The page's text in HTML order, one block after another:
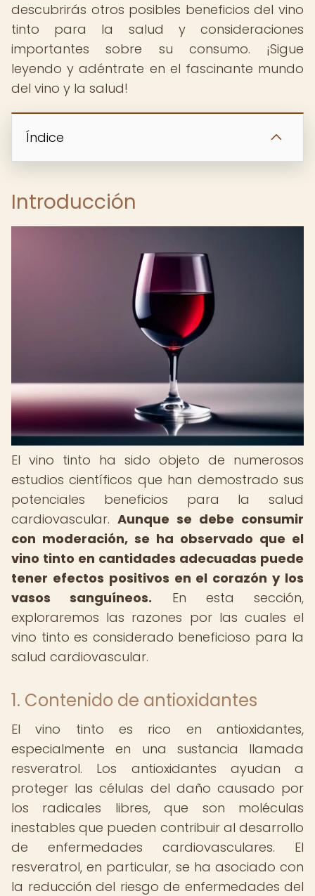
descubrirás otros posibles beneficios del vino
tinto para la salud y consideraciones
importantes sobre su consumo. ¡Sigue
leyendo y adéntrate en el fascinante mundo
del vino y la salud!
Índice
Introducción
El vino tinto ha sido objeto de numerosos
estudios científicos que han demostrado sus
potenciales beneficios para la salud
cardiovascular. Aunque se debe consumir
con moderación, se ha observado que el
vino tinto en cantidades adecuadas puede
tener efectos positivos en el corazón y los
vasos sanguíneos. En esta sección,
exploraremos las razones por las cuales el
vino tinto es considerado beneficioso para la
salud cardiovascular.
1. Contenido de antioxidantes
El vino tinto es rico en antioxidantes,
especialmente en una sustancia llamada
resveratrol. Los antioxidantes ayudan a
proteger las células del daño causado por
los radicales libres, que son moléculas
inestables que pueden contribuir al desarrollo
de enfermedades cardiovasculares. El
resveratrol, en particular, se ha asociado con
la reducción del riesgo de enfermedades del